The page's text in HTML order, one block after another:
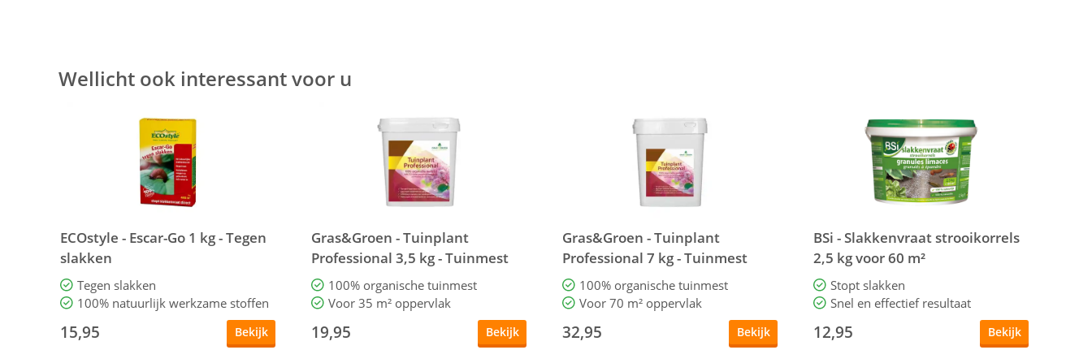
Wellicht ook interessant voor u
ECOstyle - Escar-Go 1 kg - Tegen
slakken
Tegen slakken
100% natuurlijk werkzame stoffen
15,95 Bekijk
Gras&Groen - Tuinplant
Professional 3,5 kg - Tuinmest
100% organische tuinmest
Voor 35 m² oppervlak
19,95 Bekijk
Gras&Groen - Tuinplant
Professional 7 kg - Tuinmest
100% organische tuinmest
Voor 70 m² oppervlak
32,95 Bekijk
BSi - Slakkenvraat strooikorrels
2,5 kg voor 60 m²
Stopt slakken
Snel en effectief resultaat
12,95 Bekijk